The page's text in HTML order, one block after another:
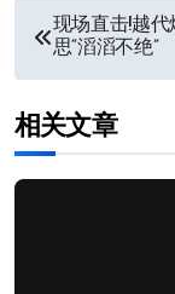
文
章
导
航
现场直击!越代
思“滔滔不绝”
相关文章